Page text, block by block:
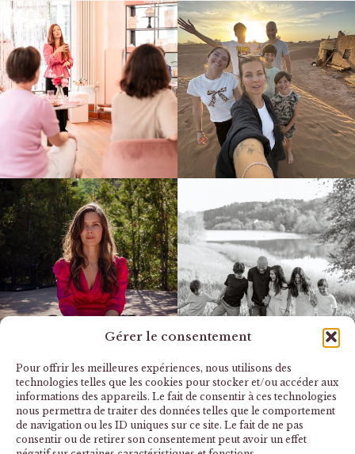
Gérer le consentement
Pour offrir les meilleures expériences, nous utilisons des
technologies telles que les cookies pour stocker et/ou accéder aux
informations des appareils. Le fait de consentir à ces technologies
nous permettra de traiter des données telles que le comportement
de navigation ou les ID uniques sur ce site. Le fait de ne pas
consentir ou de retirer son consentement peut avoir un effet